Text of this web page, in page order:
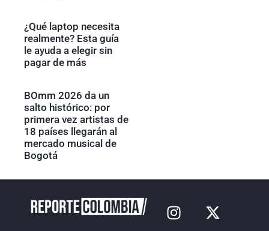
¿Qué laptop necesita
realmente? Esta guía
le ayuda a elegir sin
pagar de más
BOmm 2026 da un
salto histórico: por
primera vez artistas de
18 países llegarán al
mercado musical de
Bogotá